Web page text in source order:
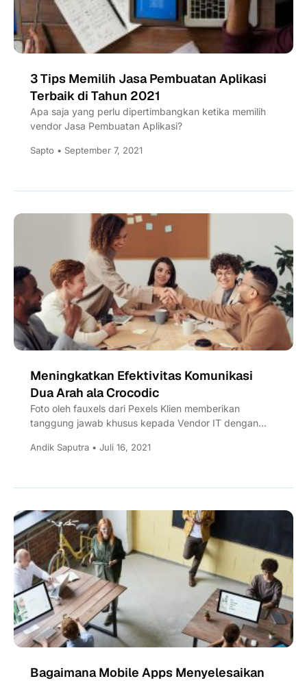
3 Tips Memilih Jasa Pembuatan Aplikasi
Terbaik di Tahun 2021
Apa saja yang perlu dipertimbangkan ketika memilih
vendor Jasa Pembuatan Aplikasi?
Sapto • September 7, 2021
Meningkatkan Efektivitas Komunikasi
Dua Arah ala Crocodic
Foto oleh fauxels dari Pexels Klien memberikan
tanggung jawab khusus kepada Vendor IT dengan
dan...
Andik Saputra • Juli 16, 2021
Bagaimana Mobile Apps Menyelesaikan